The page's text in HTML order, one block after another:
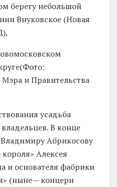
берегу небольшой
Внуковское (Новая
и Правительства
усадьба
В конце
Абрикосову
Алексея
и основателя фабрики
(ныне— концерн